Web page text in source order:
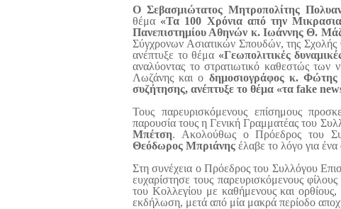
Ο Σεβασμιώτατος Μητροπολίτης
θέμα «Τα 100 Χρόνια από την
Πανεπιστημίου Αθηνών κ. Ιωάννης Θ.
Σύγχρονων Ασιατικών Σπουδών, της
ανέπτυξε το θέμα «Γεωπολιτικές
αναλύοντας το στρατιωτικό καθεστώς των
Λωζάνης και ο δημοσιογράφος κ. Φώτης
συζήτησης, ανέπτυξε το θέμα «τα fake
Τους παρευρισκόμενους επίσημους
παρουσία τους η Γενική Γραμματέας του
Μπέτση. Ακολούθως ο Πρόεδρος του
Θεόδωρος Μπριάνης έλαβε το λόγο για
Στη συνέχεια ο Πρόεδρος του Συλλόγου
ευχαρίστησε τους παρευρισκόμενους
του Κολλεγίου με καθήμενους και ορθίους,
εκδήλωση, μετά από μία μακρά περίοδο